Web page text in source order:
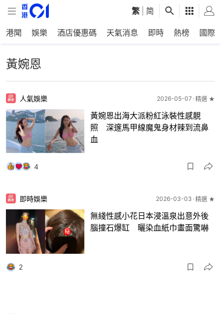
繁 简
港聞 娛樂 酒店優惠碼 天氣消息 即時 熱榜 國際
黃婉恩
人氣娛樂 2026-05-07 精選 ★
黃婉恩出海大派粉紅泳裝性感靚
照 深邃馬甲線魔鬼身材辣到流鼻
血
4
即時娛樂 2026-03-03 精選 ★
無綫性感小花日本浸溫泉出意外後
腦撞石爆缸 曬染血紙巾畫面驚嚇
2